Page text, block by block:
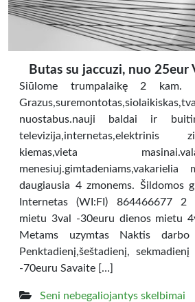
Butas su jaccuzi, nuo 25eur
Siūlome trumpalaikę 2 kam.
nuostabus.nauji baldai ir
televizija,internetas,elektrinis
kiemas,vieta
menesiuj.gimtadeniams,vakarielia
daugiausia 4 zmonems. Šildomos
Internetas (WI:FI) 864466677 2
mietu 3val -30euru dienos mietu
Metams uzymtas Naktis darbo
Penktadienį,šeštadienį,
-70euru Savaite […]
Seni nebegaliojantys skelbimai